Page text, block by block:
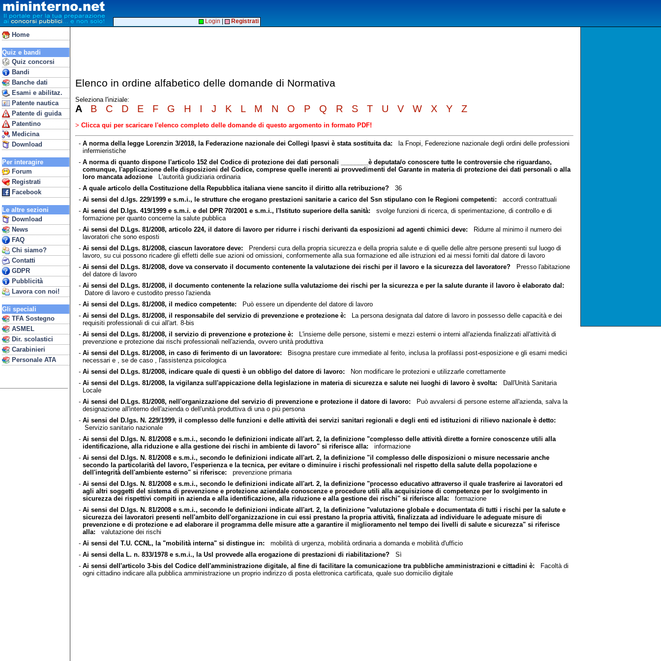
Home
Quiz e bandi
Quiz concorsi
Bandi
Banche dati
Esami e abilitaz.
Patente nautica
Patente di guida
Patentino
Medicina
Download
Per interagire
Forum
Registrati
Facebook
Le altre sezioni
Download
News
FAQ
Chi siamo?
Contatti
GDPR
Pubblicità
Lavora con noi!
Gli speciali
TFA Sostegno
ASMEL
Dir. scolastici
Carabinieri
Personale ATA
Login Registrati
Elenco in ordine alfabetico delle domande di Normativa
Seleziona l'iniziale:
A B C D E F G H I J K L M N O P Q R S T U V W X Y Z
> Clicca qui per scaricare l'elenco completo delle domande di questo argomento in formato PDF!
- A norma della legge Lorenzin 3/2018, la Federazione nazionale dei Collegi Ipasvi è stata sostituita da: la Fnopi, Federezione nazionale degli ordini delle professioni
infermieristiche
- A norma di quanto dispone l'articolo 152 del Codice di protezione dei dati personali ________è deputata/o conoscere tutte le controversie che riguardano,
comunque, l'applicazione delle disposizioni del Codice, comprese quelle inerenti ai provvedimenti del Garante in materia di protezione dei dati personali o alla
loro mancata adozioneL'autorità giudiziaria ordinaria
- A quale articolo della Costituzione della Repubblica italiana viene sancito il diritto alla retribuzione?36
- Ai sensi del d.lgs. 229/1999 e s.m.i., le strutture che erogano prestazioni sanitarie a carico del Ssn stipulano con le Regioni competenti: accordi contrattuali
- Ai sensi del D.lgs. 419/1999 e s.m.i. e del DPR 70/2001 e s.m.i., l'Istituto superiore della sanità: svolge funzioni di ricerca, di sperimentazione, di controllo e di
formazione per quanto concerne la salute pubblica
- Ai sensi del D.Lgs. 81/2008, articolo 224, il datore di lavoro per ridurre i rischi derivanti da esposizioni ad agenti chimici deve: Ridurre al minimo il numero dei
lavoratori che sono esposti
- Ai sensi del D.Lgs. 81/2008, ciascun lavoratore deve: Prendersi cura della propria sicurezza e della propria salute e di quelle delle altre persone presenti sul luogo di
lavoro, su cui possono ricadere gli effetti delle sue azioni od omissioni, conformemente alla sua formazione ed alle istruzioni ed ai messi forniti dal datore di lavoro
- Ai sensi del D.Lgs. 81/2008, dove va conservato il documento contenente la valutazione dei rischi per il lavoro e la sicurezza del lavoratore?Presso l'abitazione
del datore di lavoro
- Ai sensi del D.Lgs. 81/2008, il documento contenente la relazione sulla valutaziome dei rischi per la sicurezza e per la salute durante il lavoro è elaborato dal:
Datore di lavoro e custodito presso l'azienda
- Ai sensi del D.Lgs. 81/2008, il medico competente: Può essere un dipendente del datore di lavoro
- Ai sensi del D.Lgs. 81/2008, il responsabile del servizio di prevenzione e protezione è: La persona designata dal datore di lavoro in possesso delle capacità e dei
requisiti professionali di cui all'art. 8-bis
- Ai sensi del D.Lgs. 81/2008, il servizio di prevenzione e protezione è: L'insieme delle persone, sistemi e mezzi esterni o interni all'azienda finalizzati all'attività di
prevenzione e protezione dai rischi professionali nell'azienda, ovvero unità produttiva
- Ai sensi del D.Lgs. 81/2008, in caso di ferimento di un lavoratore: Bisogna prestare cure immediate al ferito, inclusa la profilassi post-esposizione e gli esami medici
necessari e , se de caso , l'assistenza psicologica
- Ai sensi del D.Lgs. 81/2008, indicare quale di questi è un obbligo del datore di lavoro: Non modificare le protezioni e utilizzarle correttamente
- Ai sensi del D.Lgs. 81/2008, la vigilanza sull'appicazione della legislazione in materia di sicurezza e salute nei luoghi di lavoro è svolta: Dall'Unità Sanitaria
Locale
- Ai sensi del D.Lgs. 81/2008, nell'organizzazione del servizio di prevenzione e protezione il datore di lavoro: Può avvalersi di persone esterne all'azienda, salva la
designazione all'interno dell'azienda o dell'unità produttiva di una o più persona
- Ai sensi del D.lgs. N. 229/1999, il complesso delle funzioni e delle attività dei servizi sanitari regionali e degli enti ed istituzioni di rilievo nazionale è detto:
Servizio sanitario nazionale
- Ai sensi del D.lgs. N. 81/2008 e s.m.i., secondo le definizioni indicate all'art. 2, la definizione "complesso delle attività dirette a fornire conoscenze utili alla
identificazione, alla riduzione e alla gestione dei rischi in ambiente di lavoro" si riferisce alla: informazione
- Ai sensi del D.lgs. N. 81/2008 e s.m.i., secondo le definizioni indicate all'art. 2, la definizione "il complesso delle disposizioni o misure necessarie anche
secondo la particolarità del lavoro, l'esperienza e la tecnica, per evitare o diminuire i rischi professionali nel rispetto della salute della popolazione e
dell'integrità dell'ambiente esterno" si riferisce: prevenzione primaria
- Ai sensi del D.lgs. N. 81/2008 e s.m.i., secondo le definizioni indicate all'art. 2, la definizione "processo educativo attraverso il quale trasferire ai lavoratori ed
agli altri soggetti del sistema di prevenzione e protezione aziendale conoscenze e procedure utili alla acquisizione di competenze per lo svolgimento in
sicurezza dei rispettivi compiti in azienda e alla identificazione, alla riduzione e alla gestione dei rischi" si riferisce alla: formazione
- Ai sensi del D.lgs. N. 81/2008 e s.m.i., secondo le definizioni indicate all'art. 2, la definizione "valutazione globale e documentata di tutti i rischi per la salute e
sicurezza dei lavoratori presenti nell'ambito dell'organizzazione in cui essi prestano la propria attività, finalizzata ad individuare le adeguate misure di
prevenzione e di protezione e ad elaborare il programma delle misure atte a garantire il miglioramento nel tempo dei livelli di salute e sicurezza" si riferisce
alla: valutazione dei rischi
- Ai sensi del T.U. CCNL, la "mobilità interna" si distingue in: mobilità di urgenza, mobilità ordinaria a domanda e mobilità d'ufficio
- Ai sensi della L. n. 833/1978 e s.m.i., la Usl provvede alla erogazione di prestazioni di riabilitazione?Sì
- Ai sensi dell'articolo 3-bis del Codice dell'amministrazione digitale, al fine di facilitare la comunicazione tra pubbliche amministrazioni e cittadini è: Facoltà di
ogni cittadino indicare alla pubblica amministrazione un proprio indirizzo di posta elettronica cartificata, quale suo domicilio digitale